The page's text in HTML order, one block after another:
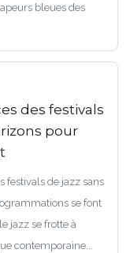
bleues des
des festivals
pour
festivals de jazz sans
se font
jazz se frotte à
contemporaine...